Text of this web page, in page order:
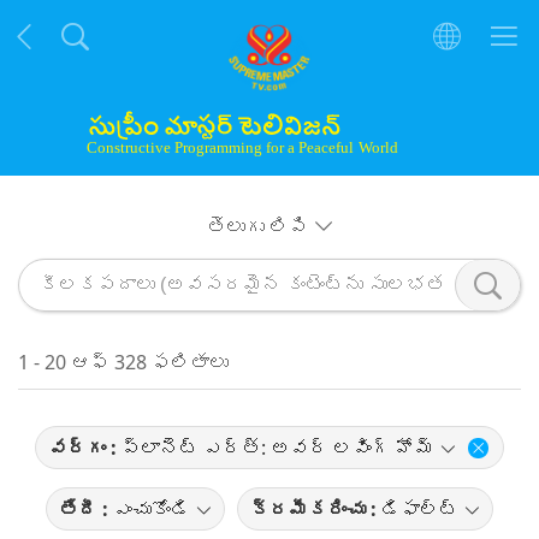
తెలుగు లిపి
1 - 20 ఆఫ్ 328 ఫలితాలు
వర్గం : ప్లానెట్ ఎర్త్: అవర్ లవింగ్ హోమ్
తేదీ : ఎంచుకోండి క్రమీకరించు : డిఫాల్ట్